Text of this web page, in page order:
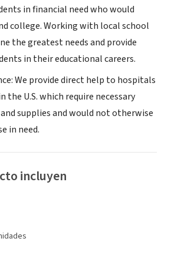
in financial need who would
college. Working with local school
the greatest needs and provide
in their educational careers.
We provide direct help to hospitals
the U.S. which require necessary
supplies and would not otherwise
in need.
incluyen